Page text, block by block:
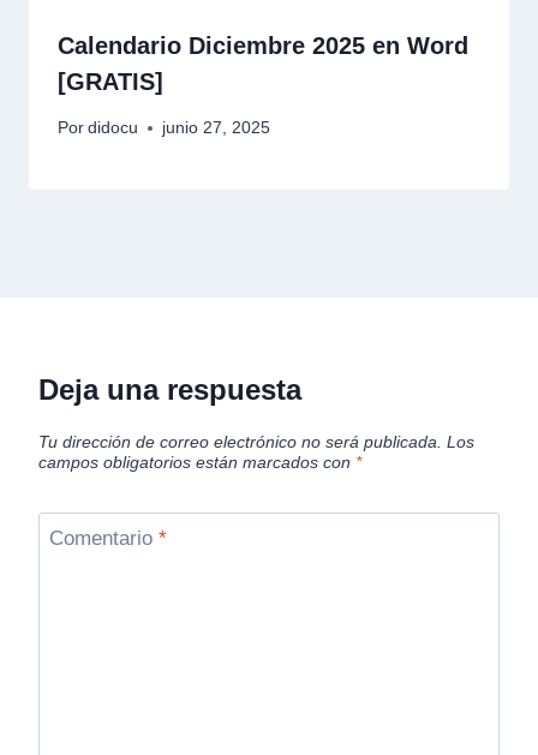
Calendario Diciembre 2025 en Word
[GRATIS]
Por didocu junio 27, 2025
Deja una respuesta
Tu dirección de correo electrónico no será publicada. Los
campos obligatorios están marcados con *
Comentario *